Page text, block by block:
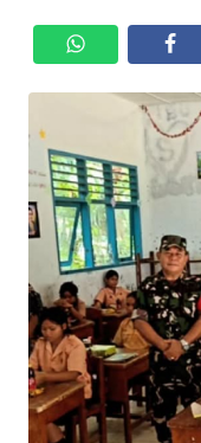
SERBA-
SERBI
Informasi
INDEKS
BERITA
KONTAK
KAMI
INFO
IKLAN